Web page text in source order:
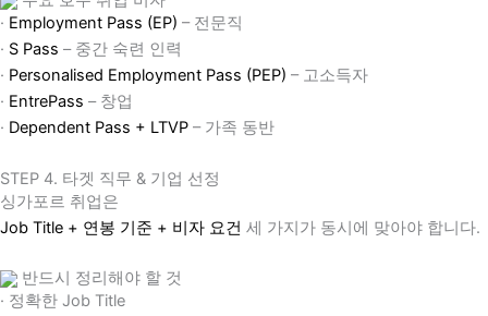
· Employment Pass (EP) – 전문직
· S Pass – 중간 숙련 인력
· Personalised Employment Pass (PEP) – 고소득자
· EntrePass – 창업
· Dependent Pass + LTVP – 가족 동반
STEP 4. 타겟 직무 & 기업 선정
싱가포르 취업은
Job Title + 연봉 기준 + 비자 요건 세 가지가 동시에 맞아야 합니다.
반드시 정리해야 할 것
· 정확한 Job Title